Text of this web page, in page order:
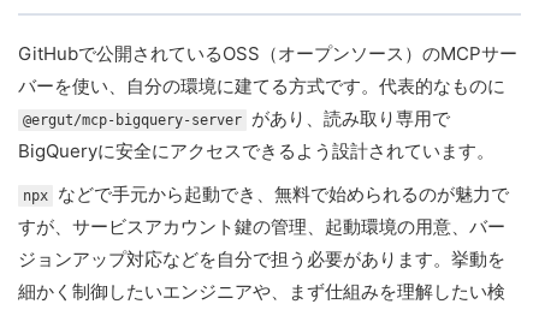
GitHubで公開されているOSS（オープンソース）のMCPサー
バーを使い、自分の環境に建てる方式です。代表的なものに
@ergut/mcp-bigquery-server
があり、読み取り専用で
BigQueryに安全にアクセスできるよう設計されています。
npx
などで手元から起動でき、無料で始められるのが魅力で
すが、サービスアカウント鍵の管理、起動環境の用意、バー
ジョンアップ対応などを自分で担う必要があります。挙動を
細かく制御したいエンジニアや、まず仕組みを理解したい検